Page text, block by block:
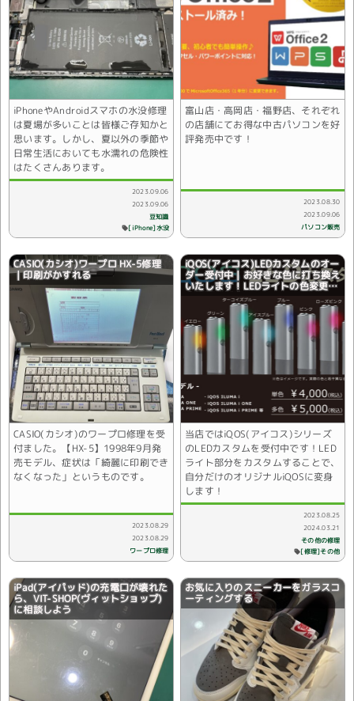
iPhoneやAndroidスマホの水没修理
は夏場が多いことは皆様ご存知かと
思います。しかし、夏以外の季節や
日常生活においても水濡れの危険性
はたくさんあります。
2023.09.06
2023.09.06
豆知識
[iPhone]水没
富山店・高岡店・福野店、それぞれ
の店舗にてお得な中古パソコンを好
評発売中です！
2023.08.30
2023.09.06
パソコン販売
CASIO(カシオ)ワープロ HX-5修理
｜印刷がかすれる
CASIO(カシオ)のワープロ修理を受
付ました。【HX-5】1998年9月発
売モデル、症状は「綺麗に印刷でき
なくなった」というものです。
2023.08.29
2023.08.29
ワープロ修理
iQOS(アイコス)LEDカスタムのオー
ダー受付中｜お好きな色に打ち換え
いたします！LEDライトの色変更♪
全国配送対応♪
当店ではiQOS(アイコス)シリーズ
のLEDカスタムを受付中です！LED
ライト部分をカスタムすることで、
自分だけのオリジナルiQOSに変身
します！
2023.08.25
2024.03.21
その他の修理
[修理]その他
iPad(アイパッド)の充電口が壊れた
ら、VIT-SHOP(ヴィットショップ)
に相談しよう
お気に入りのスニーカーをガラスコ
ーティングする